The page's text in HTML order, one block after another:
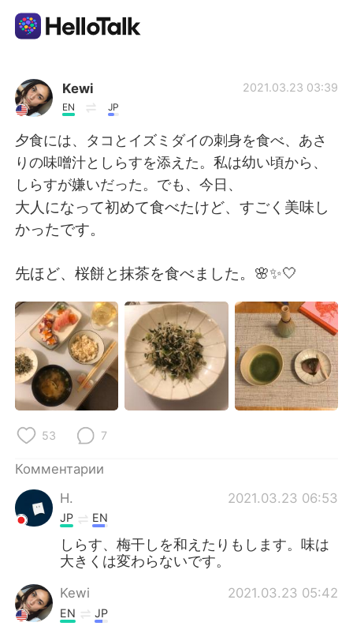
Приложение для Языкового Обмена
AI Grammar Checker
Русский
English
繁體中文 Español
العربية Français
Deutsch 日本語
한국어 ไทย
Indonesia
Türkçe
Português
Kewi
EN JP
2021.03.23 03:39
夕食には、タコとイズミダイの刺身を食べ、あさ
りの味噌汁としらすを添えた。私は幼い頃から、
しらすが嫌いだった。でも、今日、
大人になって初めて食べたけど、すごく美味し
かったです。
先ほど、桜餅と抹茶を食べました。🌸✨🤍
53 7
Комментарии
H.
2021.03.23 06:53
JP EN
しらす、梅干しを和えたりもします。味は
大きくは変わらないです。
Kewi 2021.03.23 05:42
EN JP